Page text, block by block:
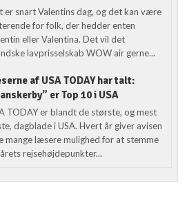
er snart Valentins dag, og det kan være
for folk, der hedder enten
eller Valentina. Det vil det
lavprisselskab WOW air gerne...
af USA TODAY har talt:
er Top 10 i USA
TODAY er blandt de største, og mest
dagblade i USA. Hvert år giver avisen
mange læsere mulighed for at stemme
rejsehøjdepunkter...